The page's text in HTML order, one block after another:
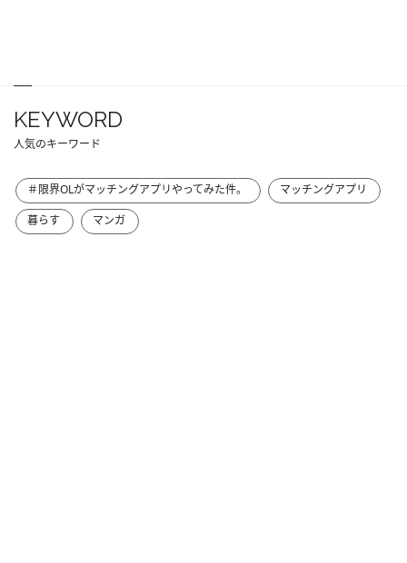
KEYWORD
人気のキーワード
＃限界OLがマッチングアプリやってみた件。
マッチングアプリ
暮らす
マンガ